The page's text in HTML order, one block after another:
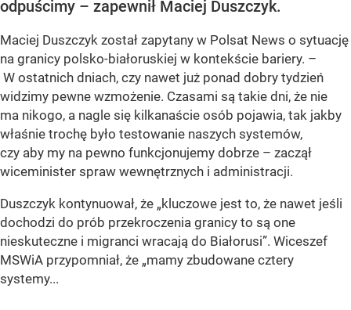
odpuścimy – zapewnił Maciej Duszczyk.
Maciej Duszczyk został zapytany w Polsat News o sytuację
na granicy polsko-białoruskiej w kontekście bariery. –
W ostatnich dniach, czy nawet już ponad dobry tydzień
widzimy pewne wzmożenie. Czasami są takie dni, że nie
ma nikogo, a nagle się kilkanaście osób pojawia, tak jakby
właśnie trochę było testowanie naszych systemów,
czy aby my na pewno funkcjonujemy dobrze – zaczął
wiceminister spraw wewnętrznych i administracji.
Duszczyk kontynuował, że „kluczowe jest to, że nawet jeśli
dochodzi do prób przekroczenia granicy to są one
nieskuteczne i migranci wracają do Białorusi”. Wiceszef
MSWiA przypomniał, że „mamy zbudowane cztery
systemy...